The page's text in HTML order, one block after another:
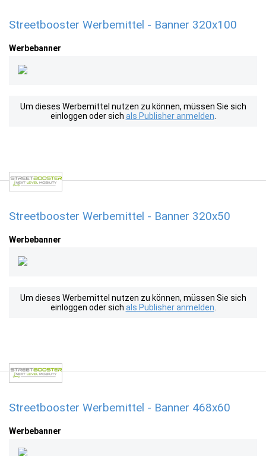
Streetbooster Werbemittel - Banner 320x100
Werbebanner
Um dieses Werbemittel nutzen zu können, müssen Sie sich
einloggen oder sich als Publisher anmelden
Streetbooster Werbemittel - Banner 320x50
Werbebanner
Um dieses Werbemittel nutzen zu können, müssen Sie sich
einloggen oder sich als Publisher anmelden
Streetbooster Werbemittel - Banner 468x60
Werbebanner